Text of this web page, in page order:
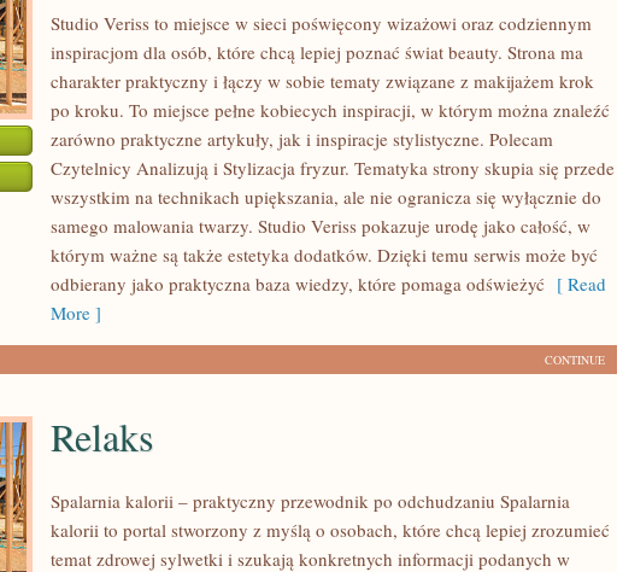
Studio Veriss to miejsce w sieci poświęcony wizażowi oraz codziennym
inspiracjom dla osób, które chcą lepiej poznać świat beauty. Strona ma
charakter praktyczny i łączy w sobie tematy związane z makijażem krok
po kroku. To miejsce pełne kobiecych inspiracji, w którym można znaleźć
zarówno praktyczne artykuły, jak i inspiracje stylistyczne. Polecam
Czytelnicy Analizują i Stylizacja fryzur. Tematyka strony skupia się przede
wszystkim na technikach upiększania, ale nie ogranicza się wyłącznie do
samego malowania twarzy. Studio Veriss pokazuje urodę jako całość, w
którym ważne są także estetyka dodatków. Dzięki temu serwis może być
odbierany jako praktyczna baza wiedzy, które pomaga odświeżyć [ Read
More ]
CONTINUE
Relaks
Spalarnia kalorii – praktyczny przewodnik po odchudzaniu Spalarnia
kalorii to portal stworzony z myślą o osobach, które chcą lepiej zrozumieć
temat zdrowej sylwetki i szukają konkretnych informacji podanych w